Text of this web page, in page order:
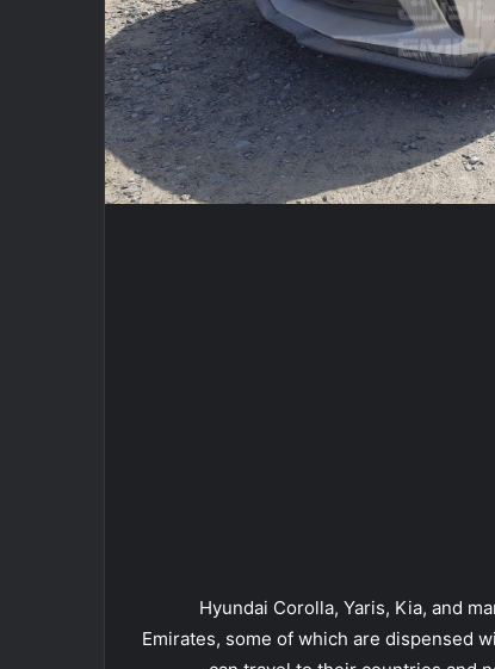
Hyundai Corolla, Yaris, Kia, and
Emirates, some of which are dispensed